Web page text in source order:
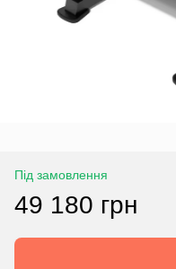
Під замовлення
49 180 грн